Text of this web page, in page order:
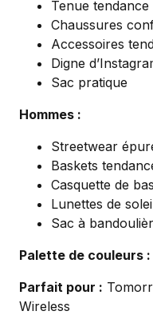
Tenue
Chaussures
Accessoires
Digne
Sac pratique
Hommes :
Streetwear
Baskets
Casquette de
Lunettes de
Sac à
Palette de couleurs :
Parfait pour :
Wireless